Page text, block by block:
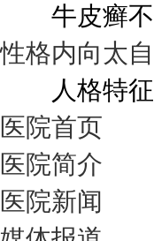
牛皮癣不
性格内向太
人格特征
医院首页
医院简介
医院新闻